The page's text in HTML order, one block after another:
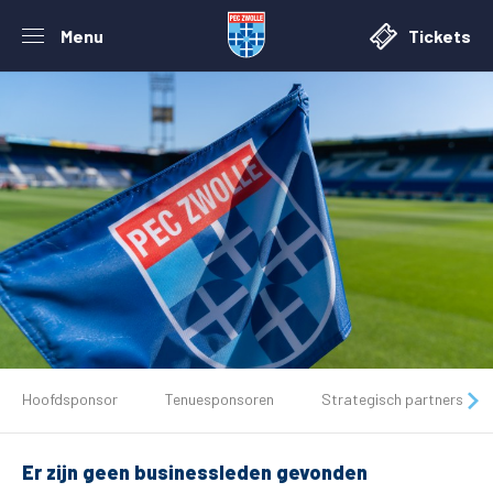
Menu Tickets
Tickets
Matchdays
Hoofdsponsor Tenuesponsoren Strategisch partners
Er zijn geen businessleden gevonden